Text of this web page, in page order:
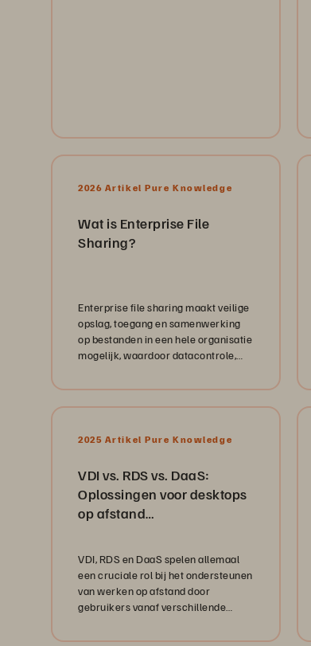
2026 Artikel Pure Knowledge
Wat is Enterprise File
Sharing?
Enterprise file sharing maakt veilige
opslag, toegang en samenwerking
op bestanden in een hele organisatie
mogelijk, waardoor datacontrole,
gegarandeerd.
2025 Artikel Pure Knowledge
VDI vs. RDS vs. DaaS:
Oplossingen voor desktops
op afstand
VDI, RDS en DaaS spelen allemaal
een cruciale rol bij het ondersteunen
van werken op afstand door
gebruikers vanaf verschillende
desktopomgevingen en applicaties.